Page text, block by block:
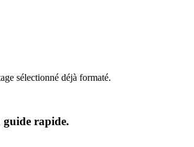
sélectionné déjà formaté.
guide rapide.